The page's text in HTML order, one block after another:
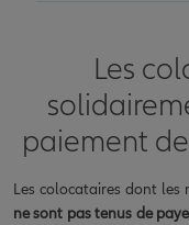
Les
paiement
Les colocataires dont les
ne sont pas tenus de